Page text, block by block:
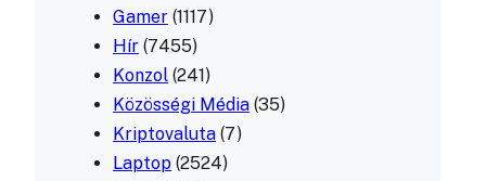
Gamer (1117)
Hír (7455)
Konzol (241)
Közösségi Média (35)
Kriptovaluta (7)
Laptop (2524)